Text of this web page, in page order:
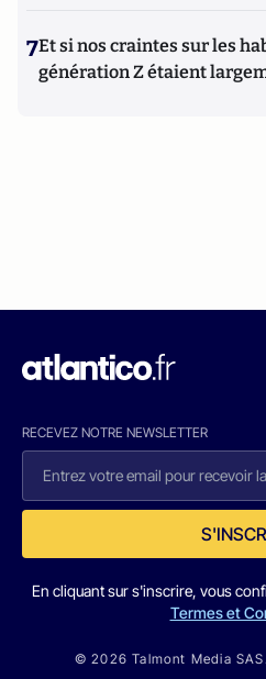
7Et si nos craintes sur les
génération Z étaient
RECEVEZ NOTRE NEWSLETTER
En cliquant sur s'inscrire, vous
Termes et
© 2026 Talmont Media